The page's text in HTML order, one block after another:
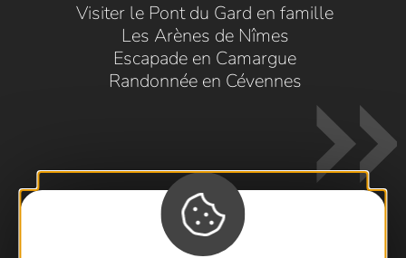
Visiter le Pont du Gard en famille
Les Arènes de Nîmes
Escapade en Camargue
Randonnée en Cévennes